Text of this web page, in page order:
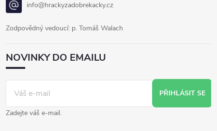
info@hrackyzadobrekacky.cz
Zodpovědný vedoucí: p. Tomáš Walach
NOVINKY DO EMAILU
PŘIHLÁSIT SE
Zadejte váš e-mail.